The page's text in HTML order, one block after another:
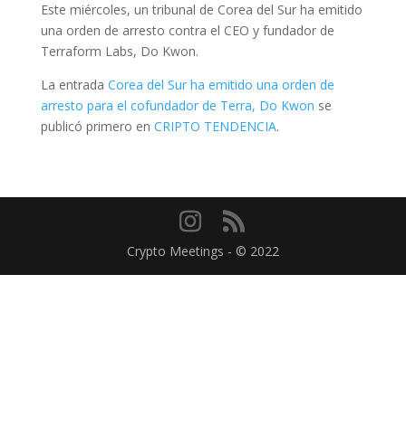
Este miércoles, un tribunal de Corea del Sur ha emitido
una orden de arresto contra el CEO y fundador de
Terraform Labs, Do Kwon.
La entrada Corea del Sur ha emitido una orden de
arresto para el cofundador de Terra, Do Kwon se
publicó primero en CRIPTO TENDENCIA.
Crypto Meetings - © 2022